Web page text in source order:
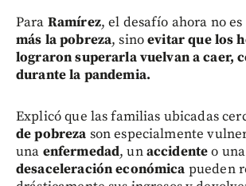
Para Ramírez, el desafío ahora no
más la pobreza, sinoevitar que los
lograron superarla vuelvan a caer,
durante la pandemia.
Explicó que las familias ubicadas
de pobreza son especialmente
una enfermedad, unaccidenteo una
desaceleración económica pueden